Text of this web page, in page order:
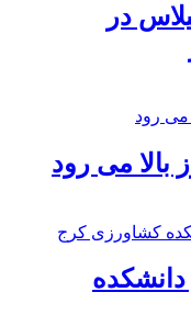
در
بالا می رود